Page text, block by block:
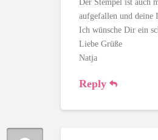
Der Stempel ist auch
aufgefallen und
Ich wünsche Dir ein
Liebe Grüße
Natja
Reply